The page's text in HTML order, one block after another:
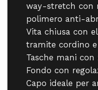
way-stretch con
polimero anti-
Vita chiusa con
tramite cordino
Tasche mani
Fondo con
Capo ideale per